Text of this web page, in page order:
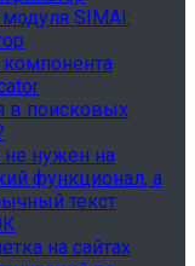
SIMAI:
компонента
в поисковых
не нужен на
функционал, а
текст
на сайтах